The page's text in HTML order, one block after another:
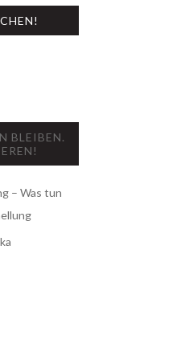
BLEIBEN.
– Was tun